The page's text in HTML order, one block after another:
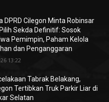
DPRD Cilegon Minta Robinsar
Sekda Definitif: Sosok
Pemimpin, Paham Kelola
dan Penganggaran
13:22
Tabrak Belakang,
Tertibkan Truk Parkir Liar di
Selatan